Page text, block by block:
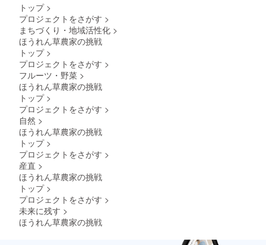
トップ >
プロジェクトをさがす >
まちづくり・地域活性化 >
ほうれん草農家の挑戦
トップ >
プロジェクトをさがす >
フルーツ・野菜 >
ほうれん草農家の挑戦
トップ >
プロジェクトをさがす >
自然 >
ほうれん草農家の挑戦
トップ >
プロジェクトをさがす >
産直 >
ほうれん草農家の挑戦
トップ >
プロジェクトをさがす >
未来に残す >
ほうれん草農家の挑戦